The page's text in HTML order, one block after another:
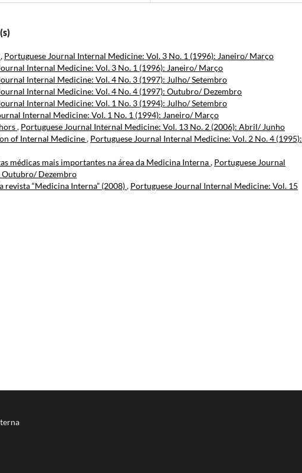
, Portuguese Journal Internal Medicine: Vol. 3 No. 1 (1996): Janeiro/ Março
Internal Medicine: Vol. 3 No. 1 (1996): Janeiro/ Março
Internal Medicine: Vol. 4 No. 3 (1997): Julho/ Setembro
Internal Medicine: Vol. 4 No. 4 (1997): Outubro/ Dezembro
Internal Medicine: Vol. 1 No. 3 (1994): Julho/ Setembro
Internal Medicine: Vol. 1 No. 1 (1994): Janeiro/ Março
, Portuguese Journal Internal Medicine: Vol. 13 No. 2 (2006): Abril/ Junho
of Internal Medicine, Portuguese Journal Internal Medicine: Vol. 2 No. 4 (1995):
médicas mais importantes na área da Medicina Interna, Portuguese Journal
Outubro/ Dezembro
revista “Medicina Interna” (2008), Portuguese Journal Internal Medicine: Vol. 15